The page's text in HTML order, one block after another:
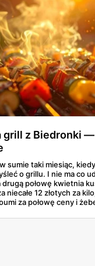
grill z Biedronki
sumie taki miesiąc,
o grillu. I nie ma co
drugą połowę kwietnia
niecałe 12 złotych za
za połowę ceny i
16-30 kwietnia, żeby